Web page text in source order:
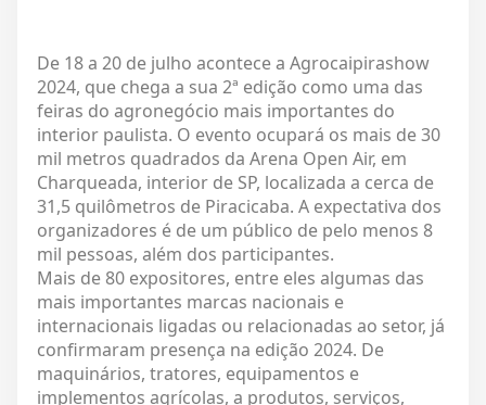
De 18 a 20 de julho acontece a Agrocaipirashow
2024, que chega a sua 2ª edição como uma das
feiras do agronegócio mais importantes do
interior paulista. O evento ocupará os mais de 30
mil metros quadrados da Arena Open Air, em
Charqueada, interior de SP, localizada a cerca de
31,5 quilômetros de Piracicaba. A expectativa dos
organizadores é de um público de pelo menos 8
mil pessoas, além dos participantes.
Mais de 80 expositores, entre eles algumas das
mais importantes marcas nacionais e
internacionais ligadas ou relacionadas ao setor, já
confirmaram presença na edição 2024. De
maquinários, tratores, equipamentos e
implementos agrícolas, a produtos, serviços,